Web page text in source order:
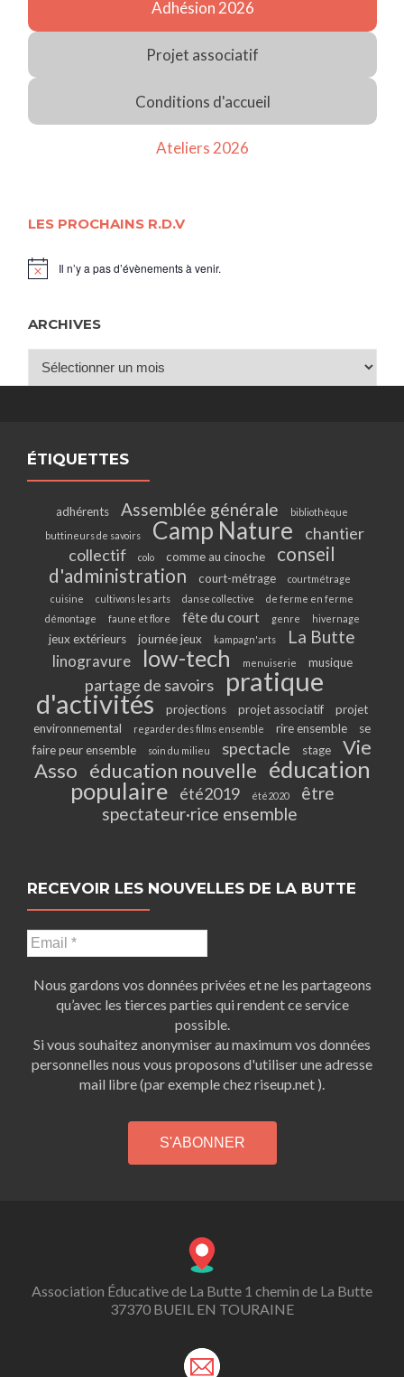
Adhésion 2026
Projet associatif
Conditions d'accueil
Ateliers 2026
LES PROCHAINS R.D.V
Notice Il n’y a pas d’évènements à venir.
ARCHIVES
ÉTIQUETTES
adhérents Assemblée générale
bibliothèque
buttineurs de savoirs
Camp Nature
chantier
collectif
colo comme au cinoche
conseil
d'administration
court-métrage
courtmétrage
cuisine
cultivons les arts danse collective
de ferme en ferme
démontage
faune et flore fête du court genre hivernage
jeux extérieurs journée jeux kampagn'arts La Butte
linogravure low-tech menuiserie musique
partage de savoirs pratique
d'activités projections projet associatif
projet
environnemental
regarder des films ensemble rire ensemble
se
faire peur ensemble
soin du milieu spectacle stage
Vie
Asso éducation nouvelle éducation
populaire
été2019 été2020
être
spectateur·rice ensemble
RECEVOIR LES NOUVELLES DE LA BUTTE
Nous gardons vos données privées et ne les partageons
qu’avec les tierces parties qui rendent ce service
possible.
Si vous souhaitez anonymiser au maximum vos données
personnelles nous vous proposons d'utiliser une adresse
mail libre (par exemple chez riseup.net ).
Association Éducative de La Butte 1 chemin de La Butte
37370 BUEIL EN TOURAINE